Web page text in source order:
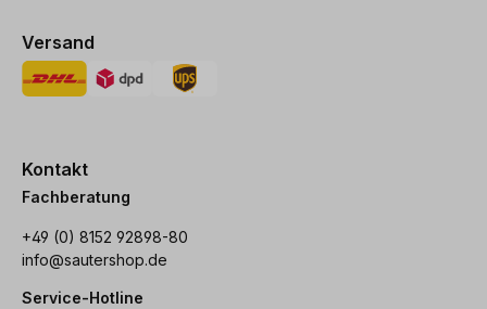
Versand
Kontakt
Fachberatung
+49 (0) 8152 92898-80
info@sautershop.de
Service-Hotline